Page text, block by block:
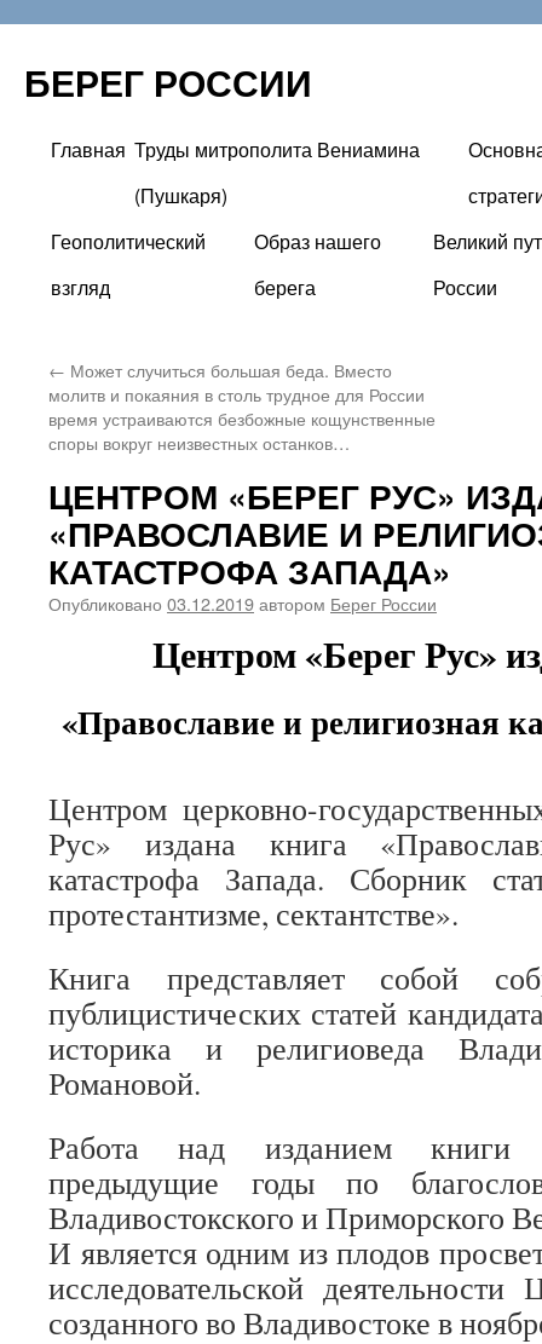
БЕРЕГ РОССИИ
Перейти
содержимому
Главная Труды митрополита Вениамина
(Пушкаря)
Геополитический
взгляд
Образ нашего
берега
Великий
России
← Может случиться большая беда. Вместо
молитв и покаяния в столь трудное для России
время устраиваются безбожные кощунственные
споры вокруг неизвестных останков…
ЦЕНТРОМ «БЕРЕГ РУС»
«ПРАВОСЛАВИЕ И
КАТАСТРОФА ЗАПАДА»
Опубликовано 03.12.2019автором Берег России
Центром «Берег Рус»
«Православие и религиозная
Центром церковно-
Рус» издана книга
катастрофа Запада. Сборник
протестантизме, сектантстве».
Книга представляет собой
публицистических статей
историка и религиоведа
Романовой.
Работа над изданием книги
предыдущие годы по
Владивостокского и Приморского
И является одним из плодов
исследовательской
созданного во Владивостоке в